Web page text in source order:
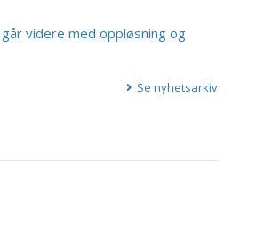
videre med oppløsning og
Se nyhetsarkiv